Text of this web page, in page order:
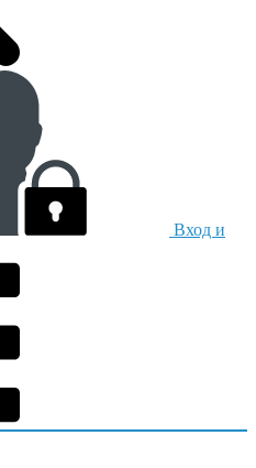
Вход и